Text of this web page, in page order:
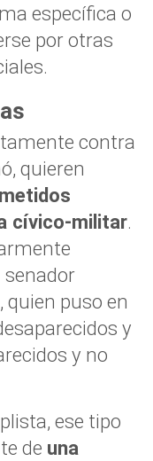
específica o
por otras
contra
quieren
cívico-militar.
senador
quien puso en
y
y no
ese tipo
de una